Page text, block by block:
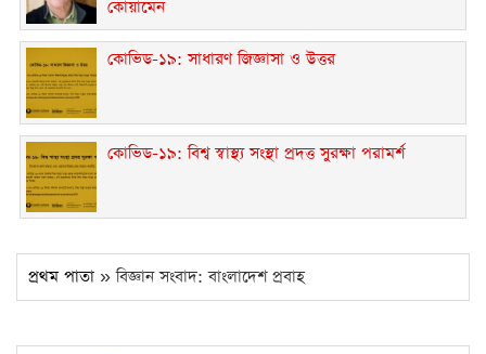
কোয়ামেন
কোভিড-১৯: সাধারণ জিজ্ঞাসা ও উত্তর
কোভিড-১৯: বিশ্ব স্বাস্থ্য সংস্থা প্রদত্ত সুরক্ষা পরামর্শ
প্রথম পাতা » বিজ্ঞান সংবাদ: বাংলাদেশ প্রবাহ